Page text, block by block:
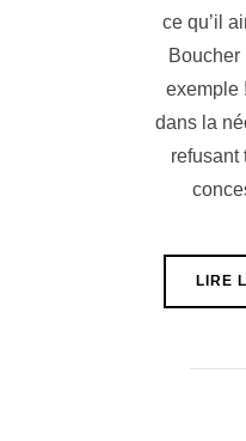
ce qu’il
exemple
dans la
refusant
LIRE